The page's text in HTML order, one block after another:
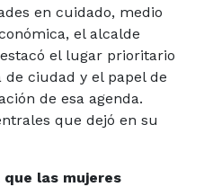
en cuidado, medio
el alcalde
el lugar prioritario
ciudad y el papel de
de esa agenda.
que dejó en su
las mujeres